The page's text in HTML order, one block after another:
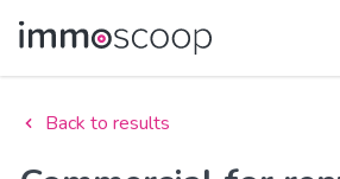
Back to results